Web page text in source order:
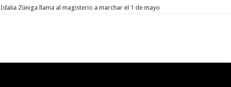
Idalia Zúniga llama al magisterio a marchar el 1 de mayo